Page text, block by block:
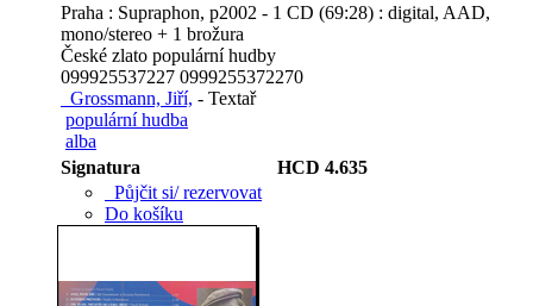
Praha : Supraphon, p2002 - 1 CD (69:28) : digital, AAD,
mono/stereo + 1 brožura
České zlato populární hudby
099925537227 0999255372270
Grossmann, Jiří, - Textař
populární hudba
alba
Signatura
HCD 4.635
Půjčit si/ rezervovat
Do košíku